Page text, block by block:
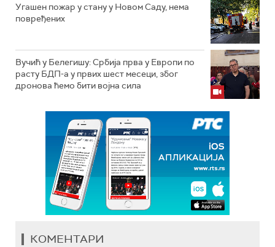
Угашен пожар у стану у Новом Саду, нема
повређених
Вучић у Белегишу: Србија прва у Европи по
расту БДП-а у првих шест месеци, због
дронова ћемо бити војна сила
КОМЕНТАРИ